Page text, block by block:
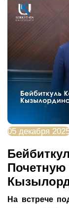
05 декабря
Почетную
На встрече